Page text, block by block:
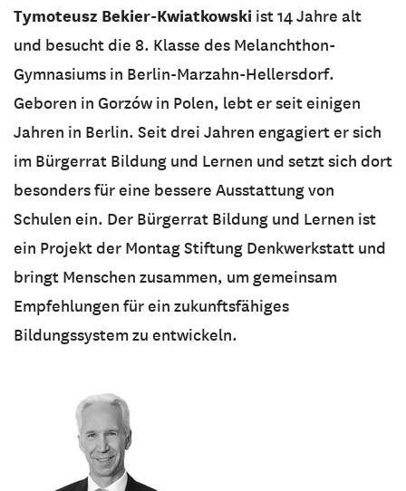
Tymoteusz Bekier-Kwiatkowski ist 14 Jahre alt
und besucht die 8. Klasse des Melanchthon-
Gymnasiums in Berlin-Marzahn-Hellersdorf.
Geboren in Gorzów in Polen, lebt er seit einigen
Jahren in Berlin. Seit drei Jahren engagiert er sich
im Bürgerrat Bildung und Lernen und setzt sich dort
besonders für eine bessere Ausstattung von
Schulen ein. Der Bürgerrat Bildung und Lernen ist
ein Projekt der Montag Stiftung Denkwerkstatt und
bringt Menschen zusammen, um gemeinsam
Empfehlungen für ein zukunftsfähiges
Bildungssystem zu entwickeln.